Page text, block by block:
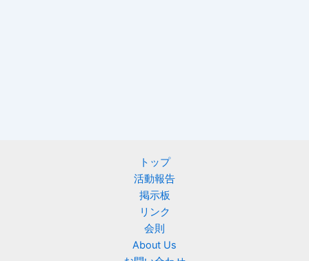
トップ
活動報告
掲示板
リンク
会則
About Us